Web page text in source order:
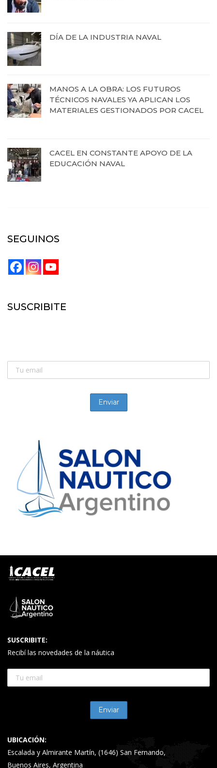
DÍA DE LA INDUSTRIA NAVAL
MANOS A LA OBRA: LOS FUTUROS
TÉCNICOS NAVALES YA APLICAN LOS
MATERIALES GESTIONADOS POR CACEL
CACEL EN CONSTANTE APOYO DE LA
EDUCACIÓN NAVAL
SEGUINOS
SUSCRIBITE
SUSCRIBITE:
Recibí las novedades de la náutica
UBICACIÓN:
Escalada y Almirante Martín, (1646) San Fernando,
Buenos Aires, Argentina